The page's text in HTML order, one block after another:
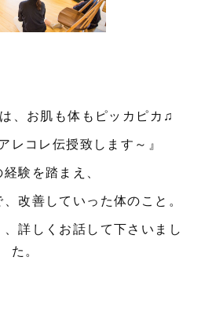
、お肌も体もピッカピカ♫
レコレ伝授致します～』
験を踏まえ、
改善していった体のこと。
詳しくお話して下さいまし
た。